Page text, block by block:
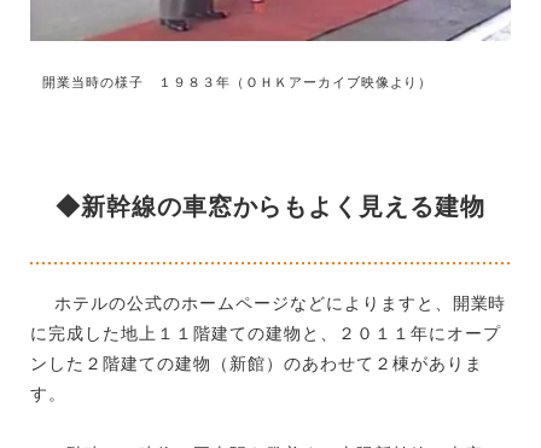
開業当時の様子 １９８３年（ＯＨＫアーカイブ映像より）
◆新幹線の車窓からもよく見える建物
ホテルの公式のホームページなどによりますと、開業時
に完成した地上１１階建ての建物と、２０１１年にオープ
ンした２階建ての建物（新館）のあわせて２棟がありま
す。